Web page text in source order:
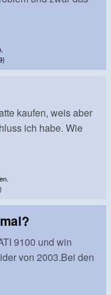
kaufen, weis aber
ich habe. Wie
9100 und win
von 2003.Bei den